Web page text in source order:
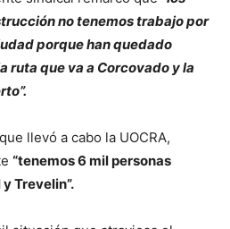
no tenemos trabajo por
porque han quedado
ruta que va a Corcovado y la
llevó a cabo la UOCRA,
“tenemos 6 mil personas
Trevelin”.